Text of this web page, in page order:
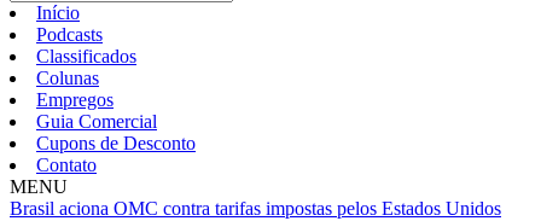
Início
Podcasts
Classificados
Colunas
Empregos
Guia Comercial
Cupons de Desconto
Contato
MENU
Brasil aciona OMC contra tarifas impostas pelos Estados Unidos